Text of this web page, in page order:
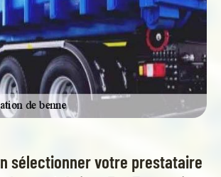
sélectionner votre prestataire